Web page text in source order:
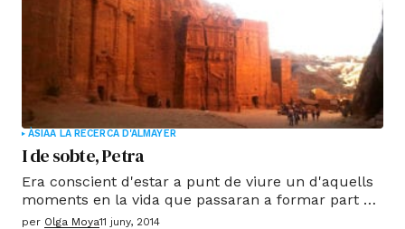
ÀSIAA LA RECERCA D'ALMAYER
I de sobte, Petra
Era conscient d'estar a punt de viure un d'aquells
moments en la vida que passaran a formar part de
la llista d'inoblidables, inesborrables, etern. Com el
per Olga Moya11 juny, 2014